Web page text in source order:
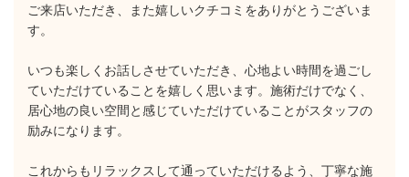
ご来店いただき、また嬉しいクチコミをありがとうございま
す。
いつも楽しくお話しさせていただき、心地よい時間を過ごし
ていただけていることを嬉しく思います。施術だけでなく、
居心地の良い空間と感じていただけていることがスタッフの
励みになります。
これからもリラックスして通っていただけるよう、丁寧な施